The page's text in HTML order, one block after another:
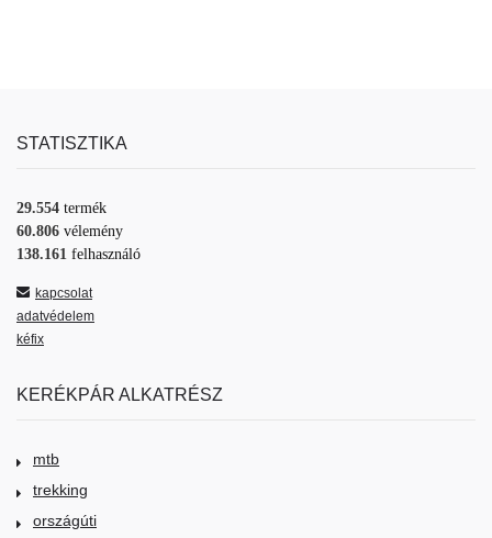
STATISZTIKA
29.554 termék
60.806 vélemény
138.161 felhasználó
kapcsolat
adatvédelem
kéfix
KERÉKPÁR ALKATRÉSZ
mtb
trekking
országúti